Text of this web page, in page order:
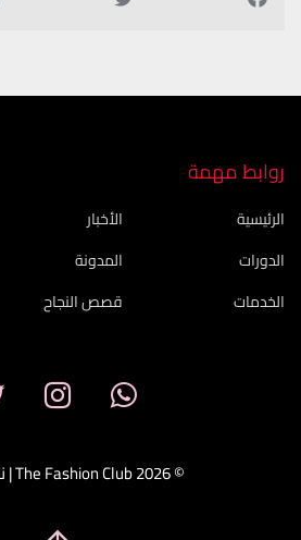
روابط مهمة
الرئيسية
الدورات
الخدمات
الأخبار
المدونة
قصص النجاح
© 2026 The Fashion Club | نادي الأزياء.